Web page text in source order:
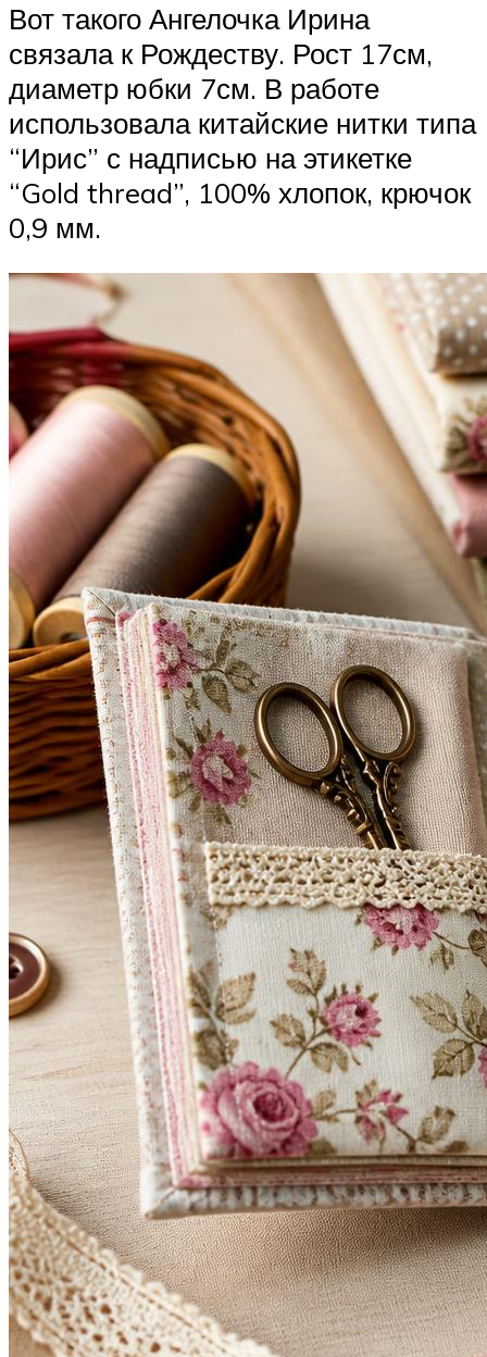
Вот такого Ангелочка Ирина
связала к Рождеству. Рост 17см,
диаметр юбки 7см. В работе
использовала китайские нитки типа
“Ирис” с надписью на этикетке
“Gold thread”, 100% хлопок, крючок
0,9 мм.